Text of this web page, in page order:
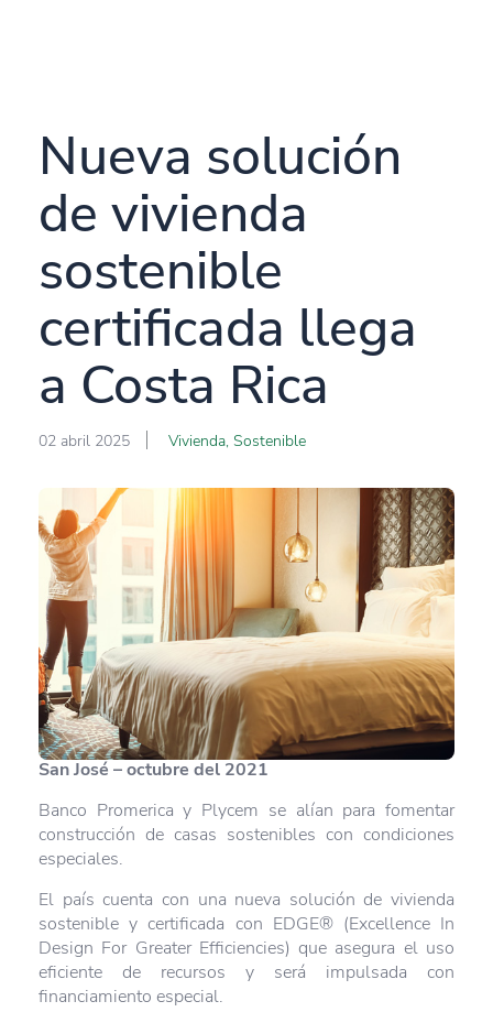
Nueva solución
de vivienda
sostenible
certificada llega
a Costa Rica
02 abril 2025 Vivienda, Sostenible
San José – octubre del 2021
Banco Promerica y Plycem se alían para fomentar
construcción de casas sostenibles con condiciones
especiales.
El país cuenta con una nueva solución de vivienda
sostenible y certificada con EDGE® (Excellence In
Design For Greater Efficiencies) que asegura el uso
eficiente de recursos y será impulsada con
financiamiento especial.